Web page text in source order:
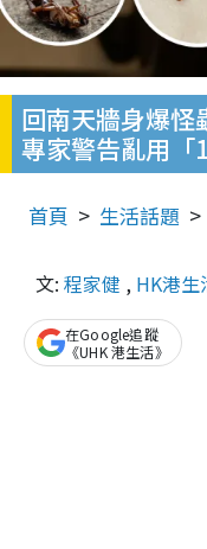
回南天牆身爆怪
專家警告亂用「
首頁 生活話題
文: 程家健 , HK港生
在Google追蹤
《UHK 港生活》